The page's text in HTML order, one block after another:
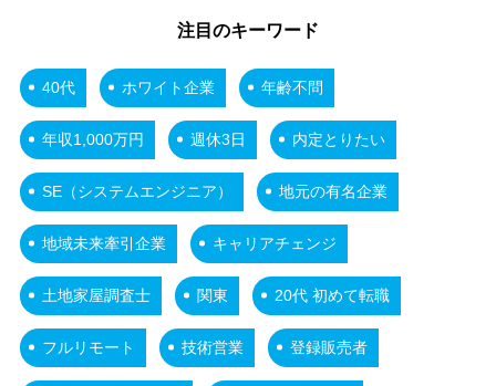
注目のキーワード
40代 ホワイト企業 年齢不問
年収1,000万円 週休3日 内定とりたい
SE（システムエンジニア） 地元の有名企業
地域未来牽引企業 キャリアチェンジ
土地家屋調査士 関東 20代 初めて転職
フルリモート 技術営業 登録販売者